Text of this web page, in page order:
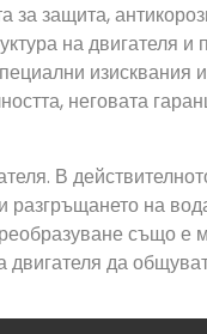
за защита,
на двигателя
изисквания
неговата
В
на
също
да